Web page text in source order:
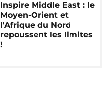
Inspire Middle East : le
Moyen-Orient et
l'Afrique du Nord
repoussent les limites
!